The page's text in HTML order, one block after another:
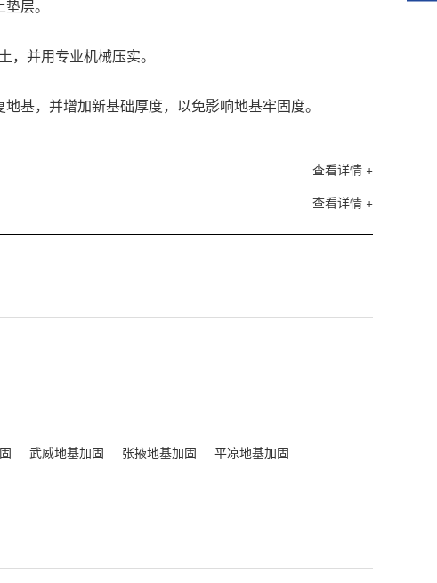
层。
并用专业机械压实。
基，并增加新基础厚度，以免影响地基牢固度。
查看详情 +
查看详情 +
武威地基加固 张掖地基加固
平凉地基加固